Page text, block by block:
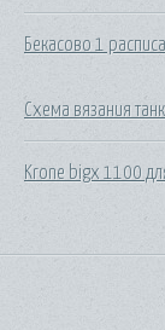
Бекасово 1
Схема вязания
Krone bigx 1100